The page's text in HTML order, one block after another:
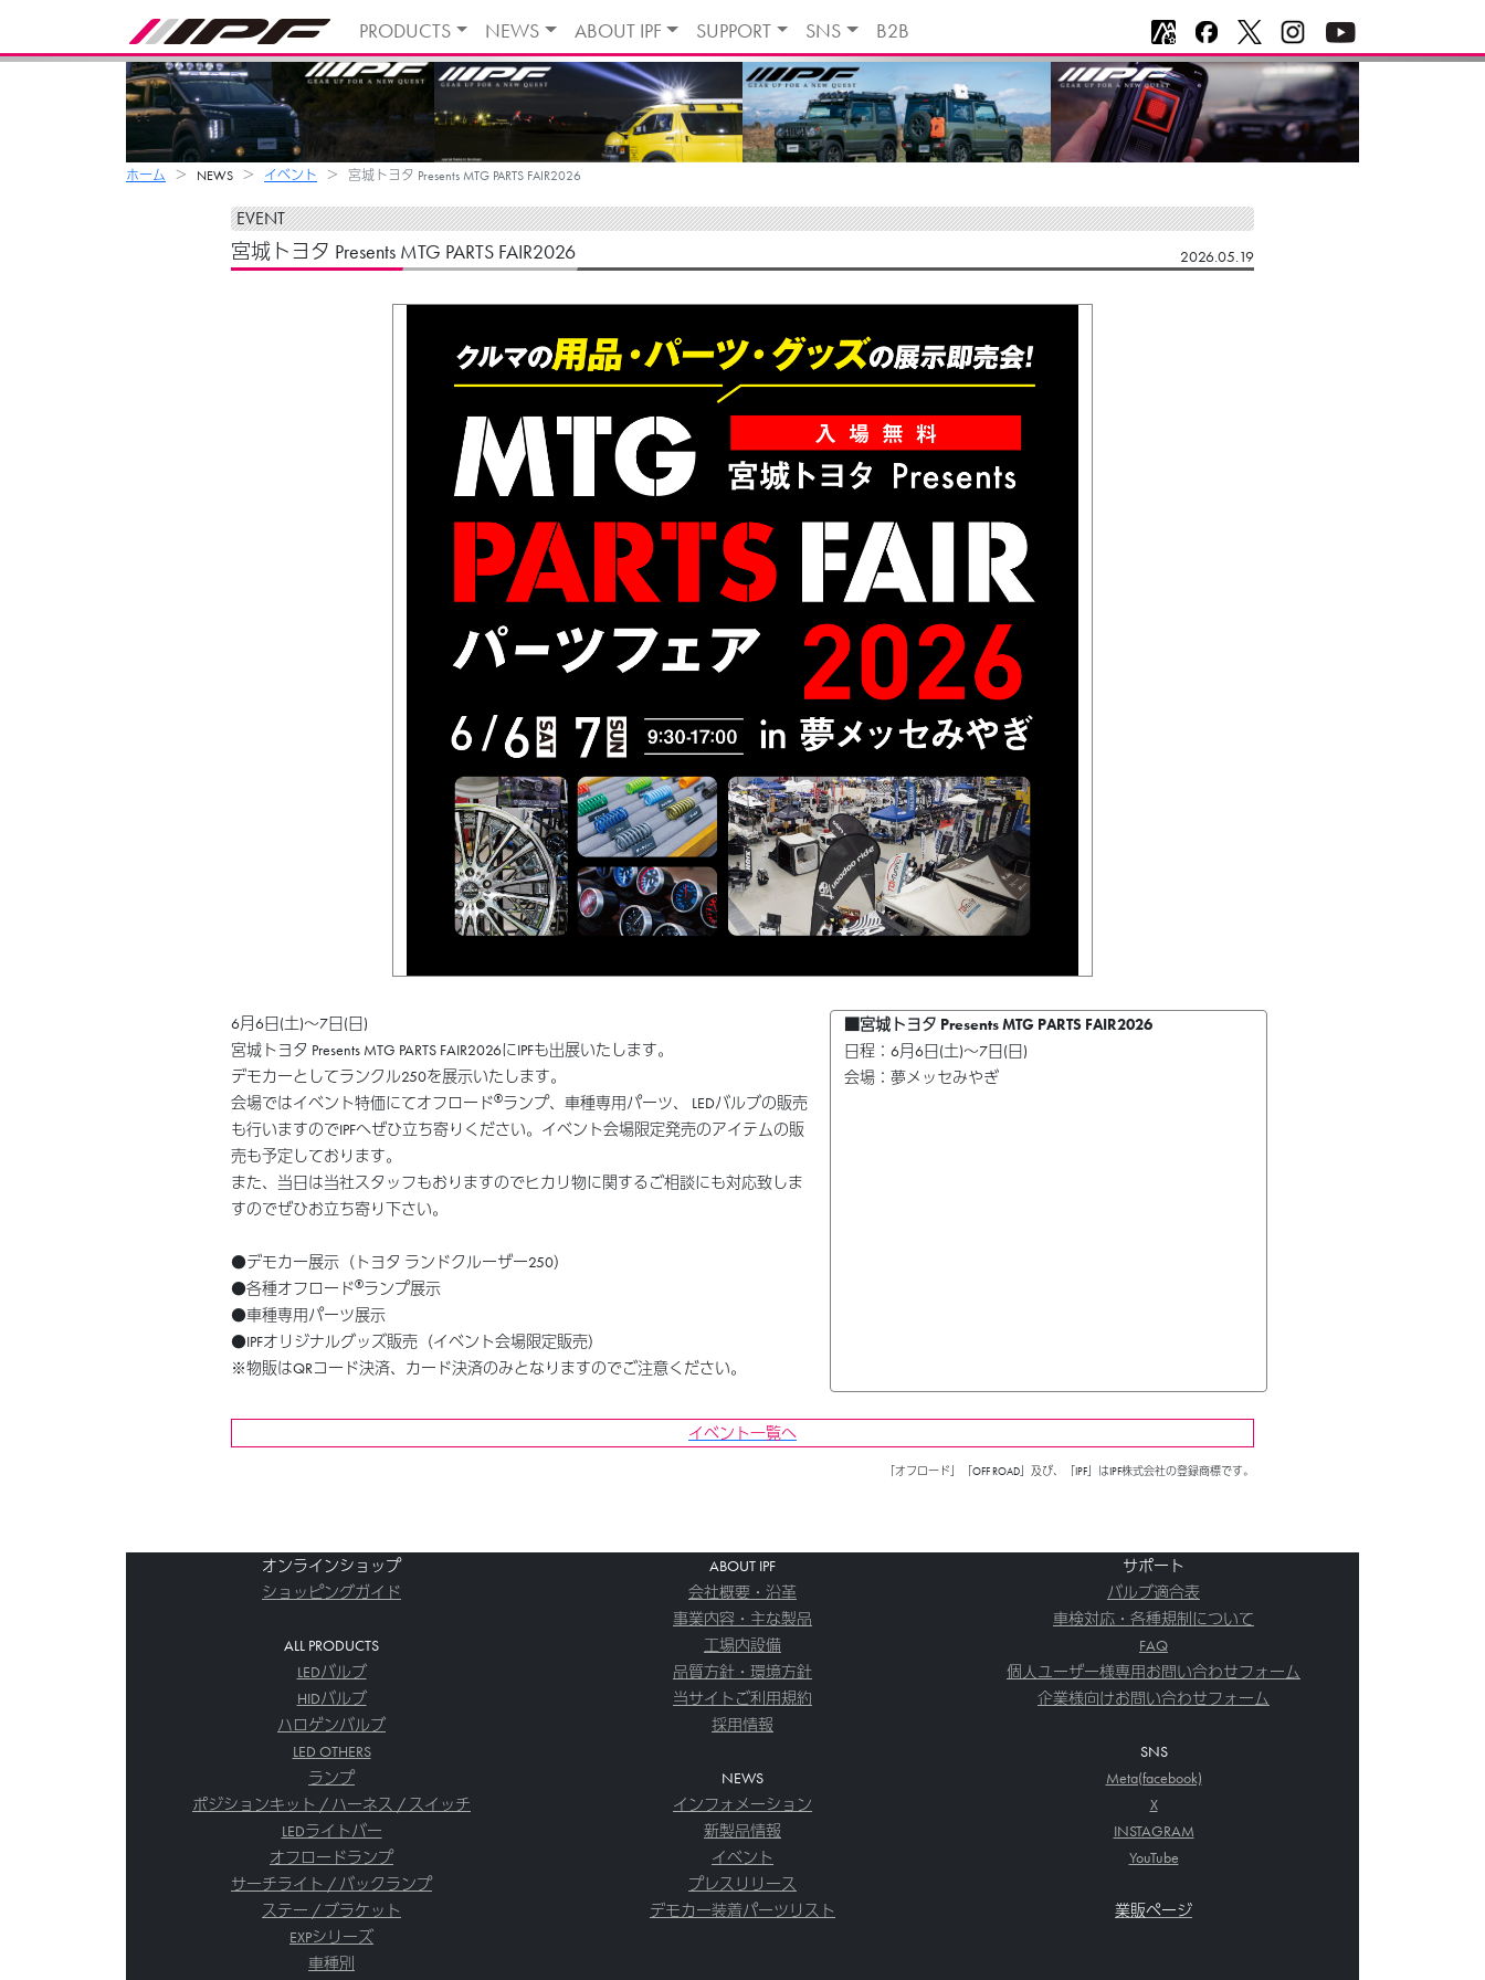
PRODUCTS NEWS ABOUT IPF SUPPORT SNS B2B
ホーム NEWS イベント 宮城トヨタ Presents MTG PARTS FAIR2026
EVENT
宮城トヨタ Presents MTG PARTS FAIR2026 2026.05.19
6月6日(土)〜7日(日)
宮城トヨタ Presents MTG PARTS FAIR2026にIPFも出展いたします。
デモカーとしてランクル250を展示いたします。
会場ではイベント特価にてオフロード®ランプ、車種専用パーツ、 LEDバルブの販売
も行いますのでIPFへぜひ立ち寄りください。イベント会場限定発売のアイテムの販
売も予定しております。
また、当日は当社スタッフもおりますのでヒカリ物に関するご相談にも対応致しま
すのでぜひお立ち寄り下さい。
●デモカー展示（トヨタ ランドクルーザー250）
●各種オフロード®ランプ展示
●車種専用パーツ展示
●IPFオリジナルグッズ販売（イベント会場限定販売）
※物販はQRコード決済、カード決済のみとなりますのでご注意ください。
■宮城トヨタ Presents MTG PARTS FAIR2026
日程：6月6日(土)〜7日(日)
会場：夢メッセみやぎ
イベント一覧へ
「オフロード」「OFF ROAD」及び、「IPF」はIPF株式会社の登録商標です。
オンラインショップ
ショッピングガイド
ALL PRODUCTS
LEDバルブ
HIDバルブ
ハロゲンバルブ
LED OTHERS
ランプ
ポジションキット / ハーネス / スイッチ
LEDライトバー
オフロードランプ
サーチライト / バックランプ
ステー / ブラケット
EXPシリーズ
車種別
ABOUT IPF
会社概要・沿革
事業内容・主な製品
工場内設備
品質方針・環境方針
当サイトご利用規約
採用情報
NEWS
インフォメーション
新製品情報
イベント
プレスリリース
デモカー装着パーツリスト
サポート
バルブ適合表
車検対応・各種規制について
FAQ
個人ユーザー様専用お問い合わせフォーム
企業様向けお問い合わせフォーム
SNS
Meta(facebook)
X
INSTAGRAM
YouTube
業販ページ